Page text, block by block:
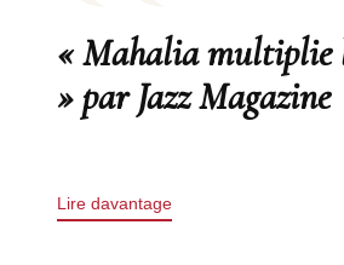
« Mahalia multiplie
» par Jazz Magazine
Lire davantage